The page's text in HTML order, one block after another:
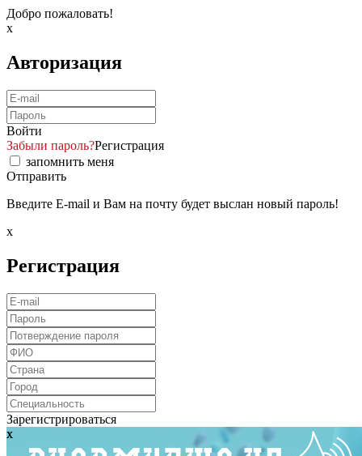
Добро пожаловать!
x
Авторизация
Войти
Забыли пароль?Регистрация
запомнить меня
Отправить
Введите E-mail и Вам на почту будет выслан новый пароль!
x
Регистрация
Зарегистрироваться
x
x